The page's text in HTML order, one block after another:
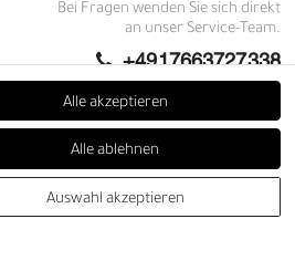
E
Bei Fragen wenden Sie sich direkt
an unser Service-Team.
+4917663727338
Montag - Freitag, 09:00 - 14:00
info@fronhofer.com
Gürtelmanufaktur Fronhofer,
93053 Regensburg, Nelkenweg 3b
Alle akzeptieren
Alle ablehnen
Auswahl akzeptieren